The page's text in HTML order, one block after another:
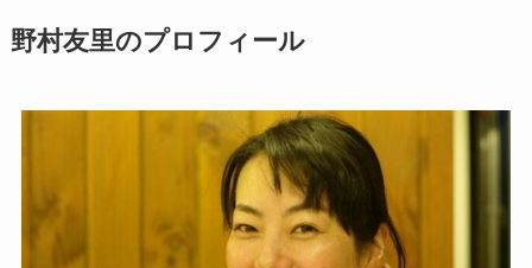
野村友里のプロフィール